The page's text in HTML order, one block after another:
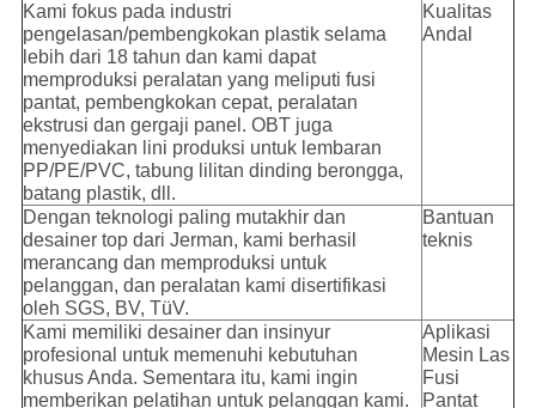
Kami fokus pada industri
pengelasan/pembengkokan plastik selama
lebih dari 18 tahun dan kami dapat
memproduksi peralatan yang meliputi fusi
pantat, pembengkokan cepat, peralatan
ekstrusi dan gergaji panel. OBT juga
menyediakan lini produksi untuk lembaran
PP/PE/PVC, tabung lilitan dinding berongga,
batang plastik, dll.
Kualitas
Andal
Dengan teknologi paling mutakhir dan
desainer top dari Jerman, kami berhasil
merancang dan memproduksi untuk
pelanggan, dan peralatan kami disertifikasi
oleh SGS, BV, TüV.
Bantuan
teknis
Kami memiliki desainer dan insinyur
profesional untuk memenuhi kebutuhan
khusus Anda. Sementara itu, kami ingin
memberikan pelatihan untuk pelanggan kami.
Aplikasi
Mesin Las
Fusi
Pantat